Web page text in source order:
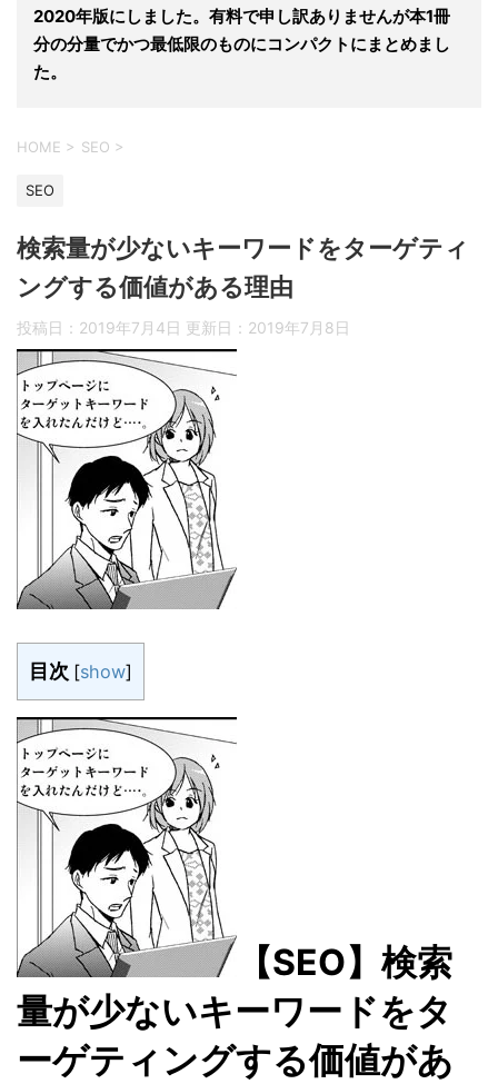
2020年版にしました。有料で申し訳ありませんが本1冊
分の分量でかつ最低限のものにコンパクトにまとめまし
た。
HOME > SEO >
SEO
検索量が少ないキーワードをターゲティ
ングする価値がある理由
投稿日：2019年7月4日 更新日： 2019年7月8日
目次 [show]
【SEO】検索
量が少ないキーワードをタ
ーゲティングする価値があ